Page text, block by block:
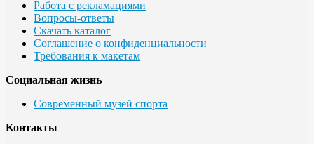
Работа с рекламациями
Вопросы-ответы
Скачать каталог
Соглашение о конфиденциальности
Требования к макетам
Социальная жизнь
Современный музей спорта
Контакты